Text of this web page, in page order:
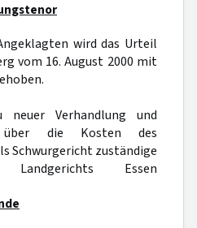
wird das Urteil
vom 16. August 2000 mit
Verhandlung und
über die Kosten des
Schwurgericht zuständige
Essen